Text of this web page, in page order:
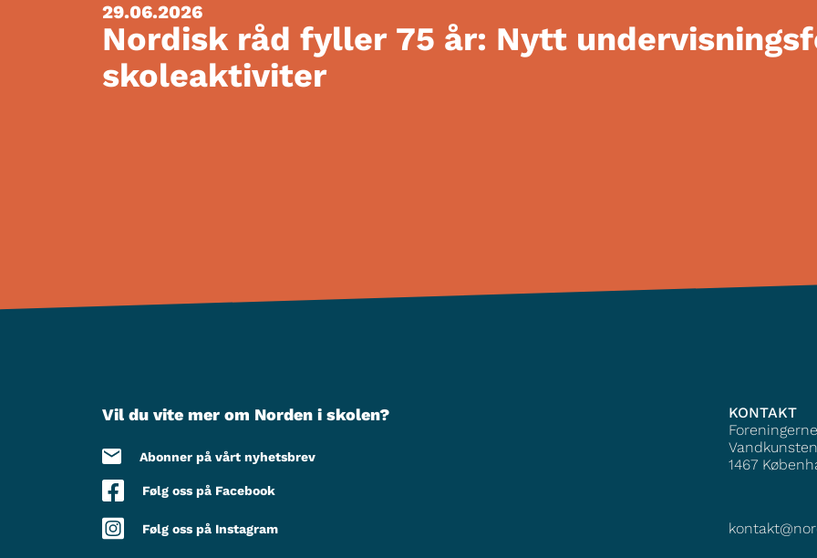
29.06.2026
Nordisk råd fyller 75 år: Nytt
skoleaktiviter
Vil du vite mer om Norden i skolen?
Abonner på vårt nyhetsbrev
Følg oss på Facebook
Følg oss på Instagram
KONTAKT
1467